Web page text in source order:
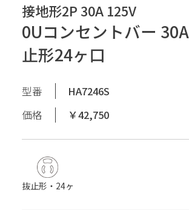
接地形2P 30A 125V
0Uコンセントバー
止形24ヶ口
型番
HA7246S
価格
￥42,750
抜止形・24ヶ